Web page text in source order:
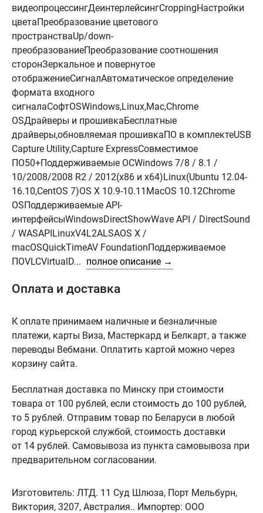
видеопроцессингДеинтерлейсингCroppingНастройки
цветаПреобразование цветового
пространстваUp/down-
преобразованиеПреобразование соотношения
сторонЗеркальное и повернутое
отображениеСигналАвтоматическое определение
формата входного
сигналаСофтOSWindows,Linux,Mac,Chrome
OSДрайверы и прошивкаБесплатные
драйверы,обновляемая прошивкаПО в комплектеUSB
Capture Utility,Capture ExpressСовместимое
ПО50+Поддерживаемые ОСWindows 7/8 / 8.1 /
10/2008/2008 R2 / 2012(x86 и x64)Linux(Ubuntu 12.04-
16.10,CentOS 7)OS X 10.9-10.11MacOS 10.12Chrome
OSПоддерживаемые API-
интерфейсыWindowsDirectShowWave API / DirectSound
/ WASAPILinuxV4L2ALSAOS X /
macOSQuickTimeAV FoundationПоддерживаемое
ПОVLCVirtualD... полное описание →
Оплата и доставка
К оплате принимаем наличные и безналичные
платежи, карты Виза, Мастеркард и Белкарт, а также
переводы Вебмани. Оплатить картой можно через
корзину сайта.
Бесплатная доставка по Минску при стоимости
товара от 100 рублей, если стоимость до 100 рублей,
то 5 рублей. Отправим товар по Беларуси в любой
город курьерской службой, стоимость доставки
от 14 рублей. Самовывоза из пункта самовывоза при
предварительном согласовании.
Изготовитель: ЛТД. 11 Суд Шлюза, Порт Мельбурн,
Виктория, 3207, Австралия.. Импортер: ООО